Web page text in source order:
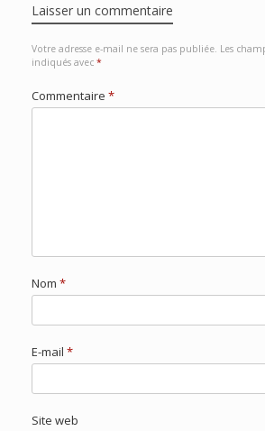
Laisser un commentaire
Votre adresse e-mail ne sera pas publiée. Les
indiqués avec *
Commentaire *
Nom *
E-mail *
Site web